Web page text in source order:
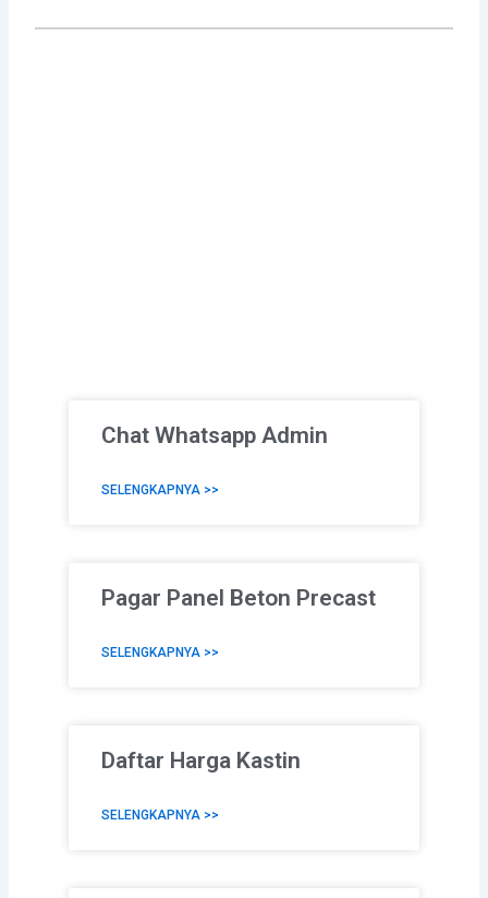
Chat Whatsapp Admin
SELENGKAPNYA >>
Pagar Panel Beton Precast
SELENGKAPNYA >>
Daftar Harga Kastin
SELENGKAPNYA >>